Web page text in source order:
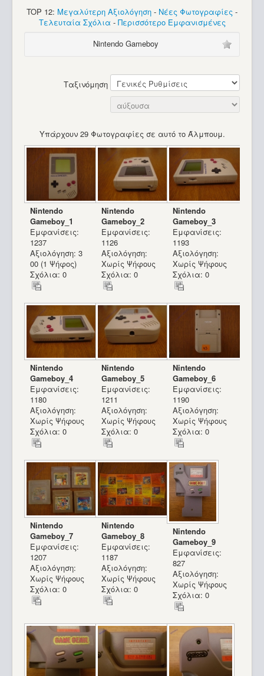
TOP 12: Μεγαλύτερη Αξιολόγηση - Νέες Φωτογραφίες -
Τελευταία Σχόλια - Περισσότερο Εμφανισμένες
Nintendo Gameboy
Ταξινόμηση
Υπάρχουν 29 Φωτογραφίες σε αυτό το Άλμπουμ.
Nintendo
Gameboy_1
Εμφανίσεις:
1237
Αξιολόγηση: 3
00 (1 Ψήφος)
Σχόλια: 0
Nintendo
Gameboy_2
Εμφανίσεις:
1126
Αξιολόγηση:
Χωρίς Ψήφους
Σχόλια: 0
Nintendo
Gameboy_3
Εμφανίσεις:
1193
Αξιολόγηση:
Χωρίς Ψήφους
Σχόλια: 0
Nintendo
Gameboy_4
Εμφανίσεις:
1180
Αξιολόγηση:
Χωρίς Ψήφους
Σχόλια: 0
Nintendo
Gameboy_5
Εμφανίσεις:
1211
Αξιολόγηση:
Χωρίς Ψήφους
Σχόλια: 0
Nintendo
Gameboy_6
Εμφανίσεις:
1190
Αξιολόγηση:
Χωρίς Ψήφους
Σχόλια: 0
Nintendo
Gameboy_7
Εμφανίσεις:
1207
Αξιολόγηση:
Χωρίς Ψήφους
Σχόλια: 0
Nintendo
Gameboy_8
Εμφανίσεις:
1187
Αξιολόγηση:
Χωρίς Ψήφους
Σχόλια: 0
Nintendo
Gameboy_9
Εμφανίσεις:
827
Αξιολόγηση:
Χωρίς Ψήφους
Σχόλια: 0